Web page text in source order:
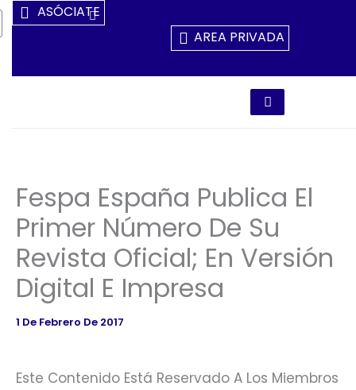
Ir
Al
ASÓCIATE
AREA PRIVADA
Fespa España Publica El
Primer Número De Su
Revista Oficial; En Versión
Digital E Impresa
1 De Febrero De 2017
Este Contenido Está Reservado A Los Miembros